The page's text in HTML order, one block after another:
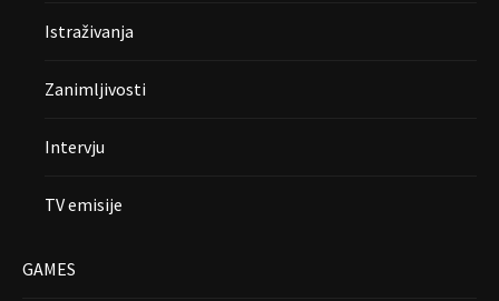
Istraživanja
Zanimljivosti
Intervju
TV emisije
GAMES